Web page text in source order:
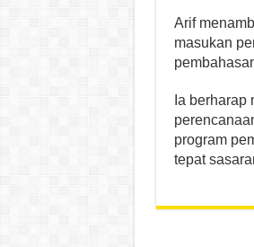
Arif
masukan
Ia
program
tepat